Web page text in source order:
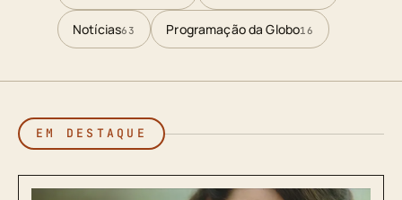
Notícias63 Programação da Globo16
EM DESTAQUE